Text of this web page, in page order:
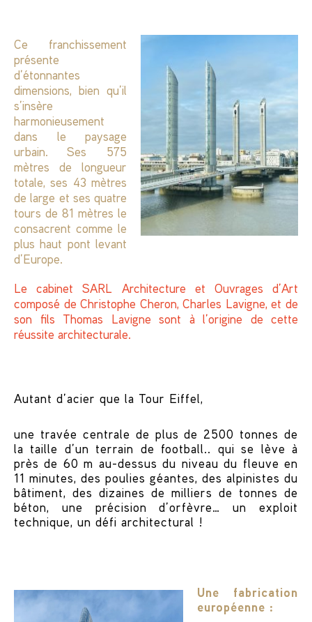
Ce franchissement
présente
d’étonnantes
dimensions, bien qu’il
s’insère
harmonieusement
dans le paysage
urbain. Ses 575
mètres de longueur
totale, ses 43 mètres
de large et ses quatre
tours de 81 mètres le
consacrent comme le
plus haut pont levant
d’Europe.
Le cabinet SARL Architecture et Ouvrages d’Art
composé de Christophe Cheron, Charles Lavigne, et de
son fils Thomas Lavigne sont à l’origine de cette
réussite architecturale.
Autant d’acier que la Tour Eiffel,
une travée centrale de plus de 2500 tonnes de
la taille d’un terrain de football.. qui se lève à
près de 60 m au-dessus du niveau du fleuve en
11 minutes, des poulies géantes, des alpinistes du
bâtiment, des dizaines de milliers de tonnes de
béton, une précision d’orfèvre… un exploit
technique, un défi architectural !
Une fabrication
européenne :